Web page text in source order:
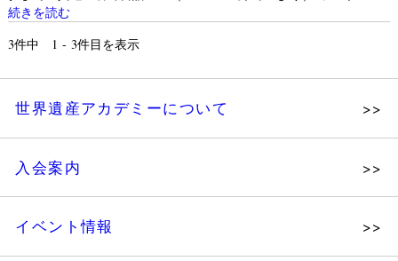
続きを読む
3件中 1 - 3件目を表示
世界遺産アカデミーについて
入会案内
イベント情報